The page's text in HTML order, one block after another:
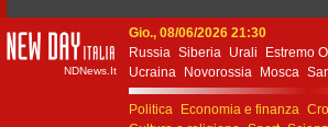
New Day Italia
NDNews.It
Gio., 08/06/2026 21:30
Russia Siberia Urali Estremo
Ucraina
Novorossia Mosca
Ekaterinburgo Kiev Simferopol
Politica
Economia e finanza